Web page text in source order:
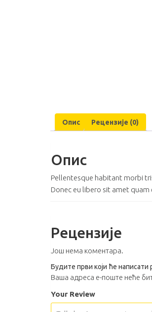
Опис Рецензије (0)
Опис
Pellentesque habitant morbi
Donec eu libero sit amet
Рецензије
Још нема коментара.
Будите први који ће написати
Ваша адреса е-поште неће
Your Review